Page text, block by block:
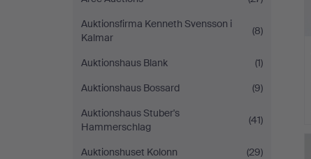
Auktionsfirma Kenneth Svensson i
Kalmar
(8)
Auktionshaus Blank
(1)
Auktionshaus Bossard
(9)
Auktionshaus Stuber's
Hammerschlag
(41)
Auktionshuset Kolonn
(29)